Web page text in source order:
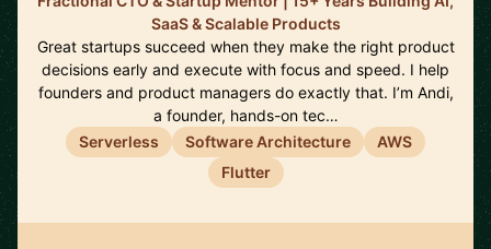
SaaS & Scalable Products
Great startups succeed when they make the right product
decisions early and execute with focus and speed. I help
founders and product managers do exactly that. I’m Andi,
a founder, hands-on tec…
Serverless
Software Architecture
AWS
Flutter